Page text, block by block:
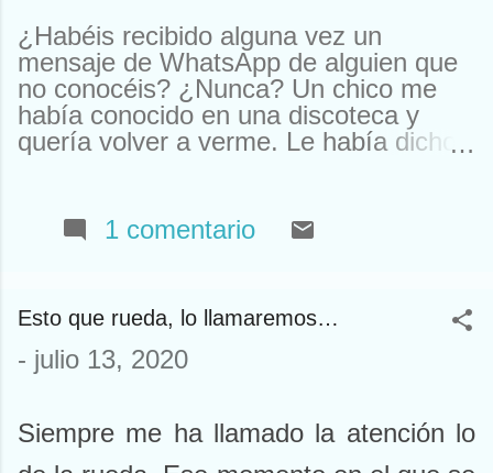
¿Habéis recibido alguna vez un
mensaje de WhatsApp de alguien que
no conocéis? ¿Nunca? Un chico me
había conocido en una discoteca y
quería volver a verme. Le había dicho
Estuve a punto de llamarle y quedar.
Pero resulta que nos habíamos visto
Houston. El caso es que, como ya
sabéis, yo no me llamo Susan y nunca
he estado allí (eso no lo sabíais). Así
ocasión me escribieron para
comprarme un reloj. Que yo al mío le
1 comentario
Esto que rueda, lo llamaremos…
- julio 13, 2020
Siempre me ha llamado la atención lo